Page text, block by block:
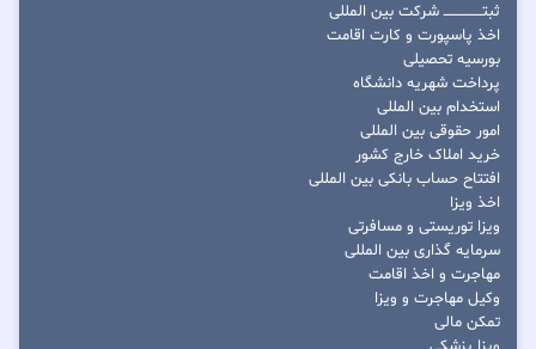
ثبتــــــــــــــــ شرکت بین المللی
اخذ پاسپورت و کارت اقامت
بورسیه تحصیلی
پرداخت شهریه دانشگاه
استخدام بین المللی
امور حقوقی بین المللی
خرید املاک خارج کشور
افتتاح حساب بانکی بین المللی
اخذ ویزا
ویزا توریستی و مسافرتی
سرمایه گذاری بین المللی
مهاجرت و اخذ اقامت
وکیل مهاجرت و ویزا
تمکن مالی